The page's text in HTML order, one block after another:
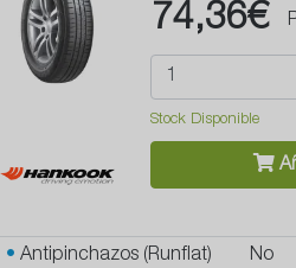
74,36€
Stock Disponible
• Antipinchazos (Runflat) No